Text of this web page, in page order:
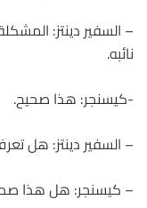
– السفير دينتز:
نائبه.
-كيسنجر: هذا صحيح.
– السفير دينتز: هل
– كيسنجر: هل هذا